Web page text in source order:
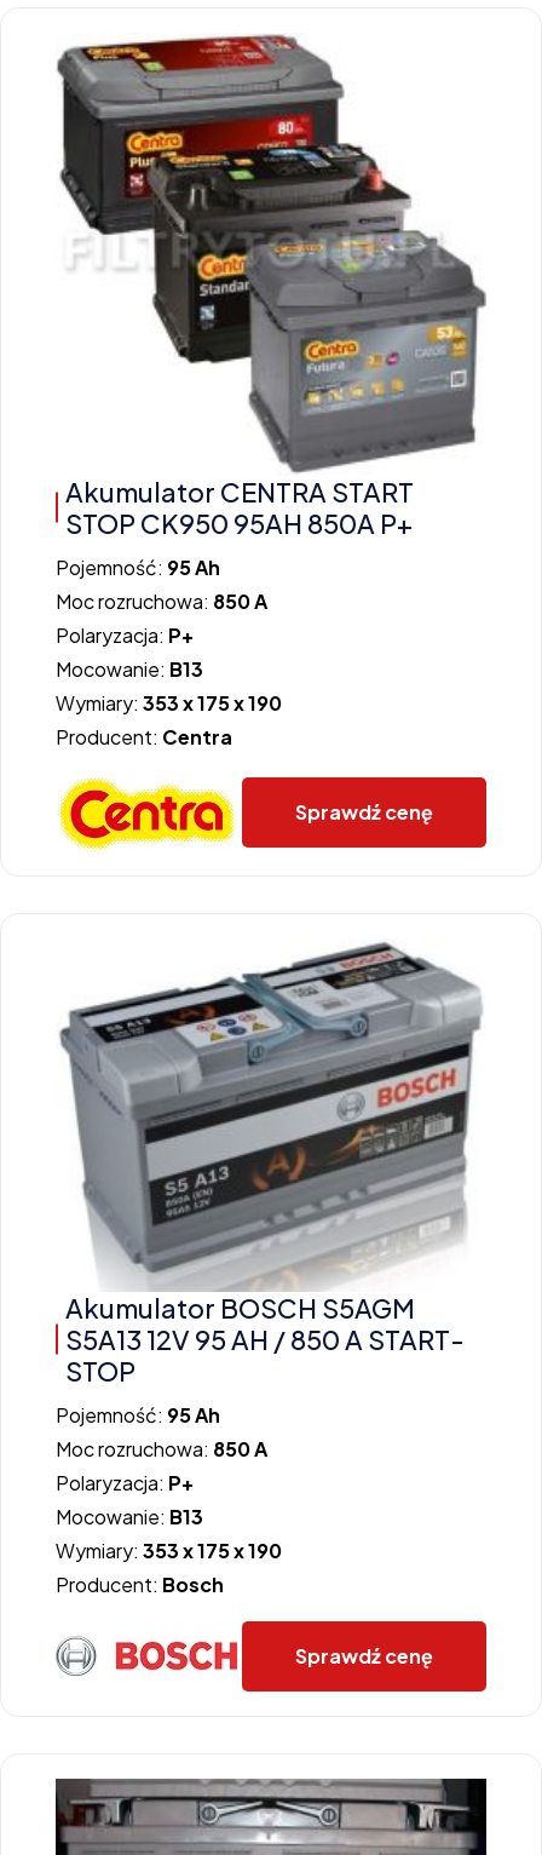
Akumulator CENTRA START
STOP CK950 95AH 850A P+
Pojemność: 95 Ah
Moc rozruchowa: 850 A
Polaryzacja: P+
Mocowanie: B13
Wymiary: 353 x 175 x 190
Producent: Centra
Sprawdź cenę
Akumulator BOSCH S5AGM
S5A13 12V 95 AH / 850 A START-
STOP
Pojemność: 95 Ah
Moc rozruchowa: 850 A
Polaryzacja: P+
Mocowanie: B13
Wymiary: 353 x 175 x 190
Producent: Bosch
Sprawdź cenę